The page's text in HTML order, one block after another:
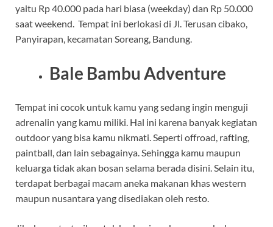
yaitu Rp 40.000 pada hari biasa (weekday) dan Rp 50.000
saat weekend. Tempat ini berlokasi di Jl. Terusan cibako,
Panyirapan, kecamatan Soreang, Bandung.
Bale Bambu Adventure
Tempat ini cocok untuk kamu yang sedang ingin menguji
adrenalin yang kamu miliki. Hal ini karena banyak kegiatan
outdoor yang bisa kamu nikmati. Seperti offroad, rafting,
paintball, dan lain sebagainya. Sehingga kamu maupun
keluarga tidak akan bosan selama berada disini. Selain itu,
terdapat berbagai macam aneka makanan khas western
maupun nusantara yang disediakan oleh resto.